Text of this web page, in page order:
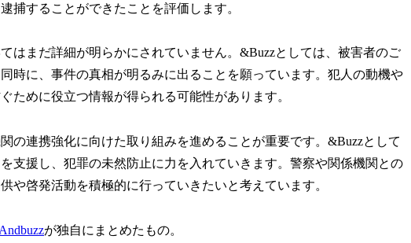
捕することができたことを評価します。
はまだ詳細が明らかにされていません。&Buzzとしては、被害者のご
時に、事件の真相が明るみに出ることを願っています。犯人の動機や
ために役立つ情報が得られる可能性があります。
の連携強化に向けた取り組みを進めることが重要です。&Buzzとして
支援し、犯罪の未然防止に力を入れていきます。警察や関係機関との
や啓発活動を積極的に行っていきたいと考えています。
Andbuzzが独自にまとめたもの。